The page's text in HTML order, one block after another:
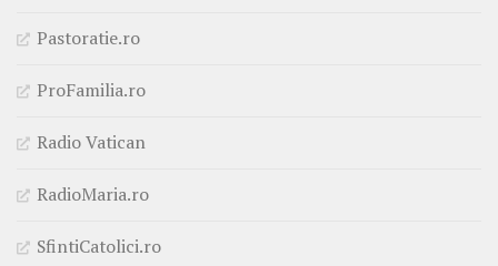
Pastoratie.ro
ProFamilia.ro
Radio Vatican
RadioMaria.ro
SfintiCatolici.ro